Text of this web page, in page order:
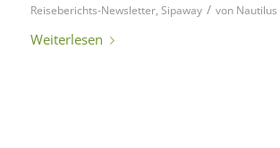
Reiseberichts-Newsletter, Sipaway / von
Weiterlesen